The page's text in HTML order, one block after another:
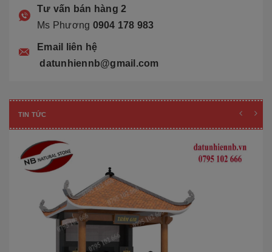
Tư vấn bán hàng 2
Ms Phương 0904 178 983
Email liên hệ
datunhiennb@gmail.com
TIN TỨC